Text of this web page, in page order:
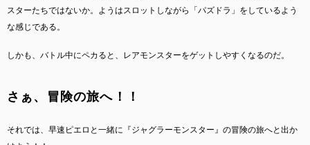
スターたちではないか。ようはスロットしながら「パズドラ」をしているよう
な感じである。
しかも、バトル中にペカると、レアモンスターをゲットしやすくなるのだ。
さぁ、冒険の旅へ！！
それでは、早速ピエロと一緒に『ジャグラーモンスター』の冒険の旅へと出か